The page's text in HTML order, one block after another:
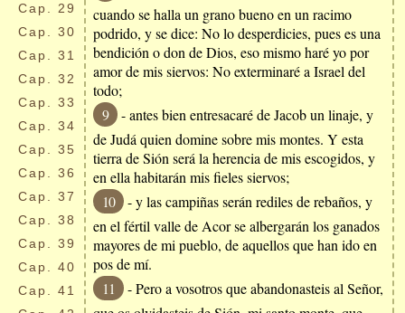
Cap.
29
Cap.
30
Cap.
31
Cap.
32
Cap.
33
Cap.
34
Cap.
35
Cap.
36
Cap.
37
Cap.
38
Cap.
39
Cap.
40
Cap.
41
cuando se halla un grano bueno en un racimo
podrido, y se dice: No lo desperdicies, pues es una
bendición o don de Dios, eso mismo haré yo por
amor de mis siervos: No exterminaré a Israel del
todo;
9
- antes bien entresacaré de Jacob un linaje, y
de Judá quien domine sobre mis montes. Y esta
tierra de Sión será la herencia de mis escogidos, y
en ella habitarán mis fieles siervos;
10
- y las campiñas serán rediles de rebaños, y
en el fértil valle de Acor se albergarán los ganados
mayores de mi pueblo, de aquellos que han ido en
pos de mí.
11
- Pero a vosotros que abandonasteis al Señor,